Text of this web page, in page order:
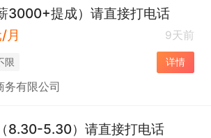
3000+提成）请直接打电话
月
9天前
限 详情
务有限公司
8.30-5.30）请直接打电话